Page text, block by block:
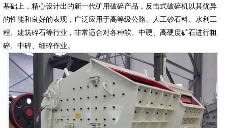
基础上，精心设计出的新一代矿用破碎产品，反击式破碎机以其优异
的性能和良好的表现，广泛应用于高等级公路、人工砂石料、水利工
程、建筑碎石等行业，非常适合对各种软、中硬、高硬度矿石进行粗
碎、中碎、细碎作业。